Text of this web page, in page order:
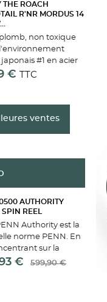
THE ROACH
R'NR MORDUS 14
non toxique
japonais #1 en acier
carbone/Simple
Flexibilité
Yeux 3D
€ TTC
ventes
AUTHORITY
REEL
Authority est la
norme PENN. En
sur la
et l'étanchéité de
ces
€ 599,90 €